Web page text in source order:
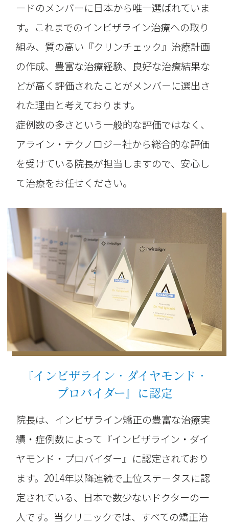
ードのメンバーに日本から唯一選ばれていま
す。これまでのインビザライン治療への取り
組み、質の高い『クリンチェック』治療計画
の作成、豊富な治療経験、良好な治療結果な
どが高く評価されたことがメンバーに選出さ
れた理由と考えております。
症例数の多さという一般的な評価ではなく、
アライン・テクノロジー社から総合的な評価
を受けている院長が担当しますので、安心し
て治療をお任せください。
『インビザライン・ダイヤモンド・
プロバイダー』に認定
院長は、インビザライン矯正の豊富な治療実
績・症例数によって『インビザライン・ダイ
ヤモンド・プロバイダー』に認定されており
ます。2014年以降連続で上位ステータスに認
定されている、日本で数少ないドクターの一
人です。当クリニックでは、すべての矯正治